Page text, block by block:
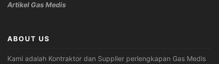
Artikel Gas Medis
ABOUT US
Kami adalah Kontraktor dan Supplier perlengkapan Gas Medis